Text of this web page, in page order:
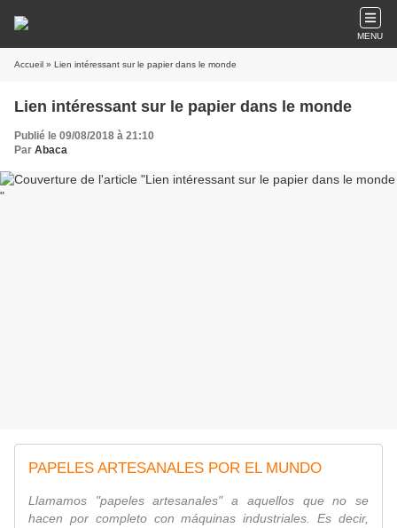
MENU
Accueil » Lien intéressant sur le papier dans le monde
Lien intéressant sur le papier dans le monde
Publié le 09/08/2018 à 21:10
Par Abaca
PAPELES ARTESANALES POR EL MUNDO
Llamamos "papeles artesanales" a aquellos que no se
hacen por completo con máquinas industriales. Es decir,